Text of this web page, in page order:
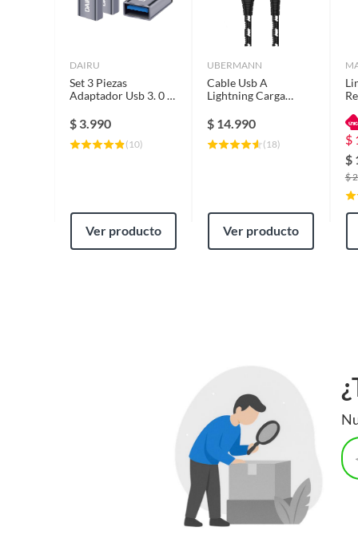
DAIRU
Set 3 Piezas
Adaptador Usb 3. 0 A
$ 3.990
( 10)
Ver producto
UBERMANN
Cable Usb A
Lightning Carga
Metros
$ 14.990
( 18)
Ver producto
$
$
$